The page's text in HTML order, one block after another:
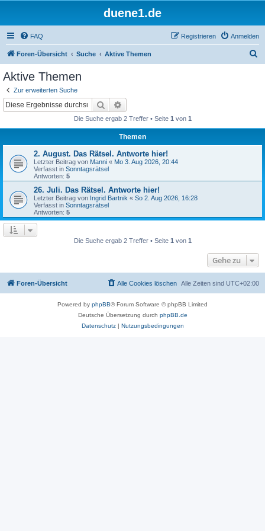
duene1.de
FAQ Anmelden
Registrieren
Foren-Übersicht Suche Aktive Themen
Aktive Themen
Zur erweiterten Suche
Suche
Die Suche ergab 2 Treffer • Seite 1 von 1
Themen
2. August. Das Rätsel. Antworte hier!
Letzter Beitrag von Manni « Mo 3. Aug 2026, 20:44
Verfasst in Sonntagsrätsel
Antworten: 5
26. Juli. Das Rätsel. Antworte hier!
Letzter Beitrag von Ingrid Bartnik « So 2. Aug 2026, 16:28
Verfasst in Sonntagsrätsel
Antworten: 5
Die Suche ergab 2 Treffer • Seite 1 von 1
Gehe zu
Foren-Übersicht Alle Zeiten sind UTC+02:00
Alle Cookies löschen
Powered by phpBB® Forum Software © phpBB Limited
Deutsche Übersetzung durch phpBB.de
Datenschutz| Nutzungsbedingungen